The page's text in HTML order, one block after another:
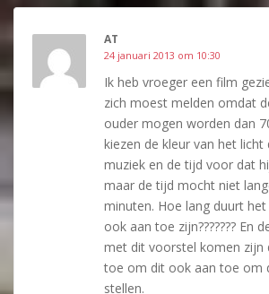
AT
24 januari 2013 om 10:30
Ik heb vroeger een film
zich moest melden omdat
ouder mogen worden dan
kiezen de kleur van het licht
muziek en de tijd voor dat
maar de tijd mocht niet
minuten. Hoe lang duurt
ook aan toe zijn??????? En
met dit voorstel komen zijn
toe om dit ook aan toe om
stellen.